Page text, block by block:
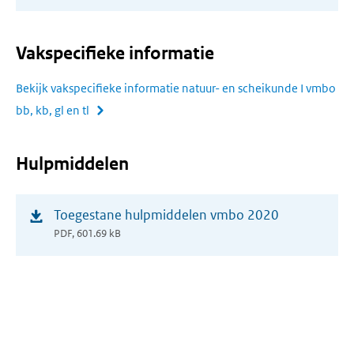
Vakspecifieke informatie
Bekijk vakspecifieke informatie natuur- en scheikunde I vmbo
bb, kb, gl en tl
Hulpmiddelen
Toegestane hulpmiddelen vmbo 2020
PDF, 601.69 kB